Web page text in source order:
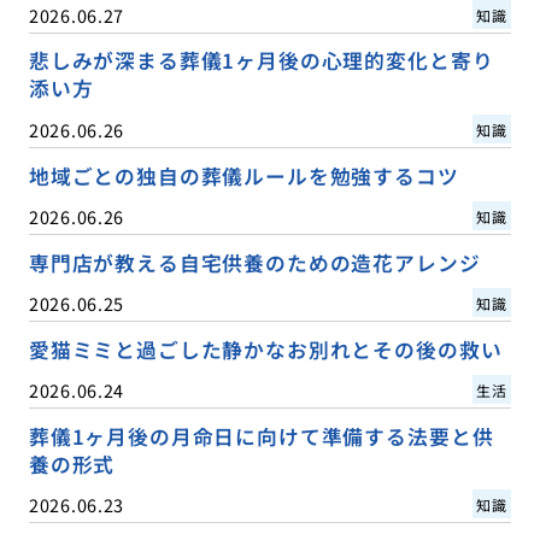
2026.06.27 知識
悲しみが深まる葬儀1ヶ月後の心理的変化と寄り
添い方
2026.06.26 知識
地域ごとの独自の葬儀ルールを勉強するコツ
2026.06.26 知識
専門店が教える自宅供養のための造花アレンジ
2026.06.25 知識
愛猫ミミと過ごした静かなお別れとその後の救い
2026.06.24 生活
葬儀1ヶ月後の月命日に向けて準備する法要と供
養の形式
2026.06.23 知識